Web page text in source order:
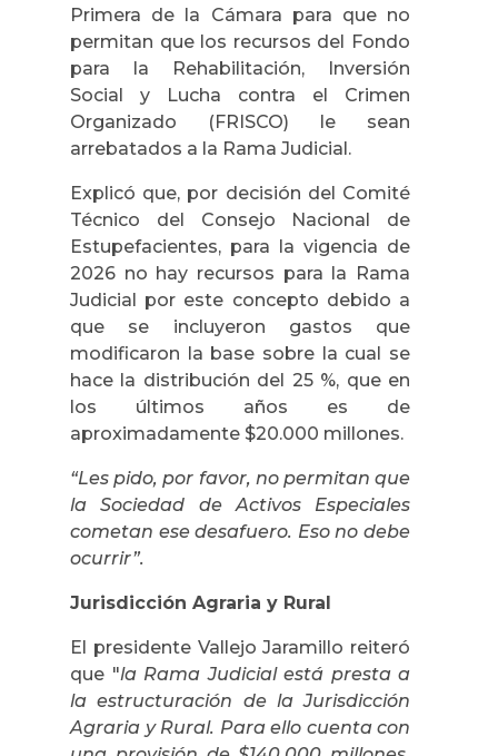
Primera de la Cámara para que no
permitan que los recursos del Fondo
para la Rehabilitación, Inversión
Social y Lucha contra el Crimen
Organizado (FRISCO) le sean
arrebatados a la Rama Judicial.
Explicó que, por decisión del Comité
Técnico del Consejo Nacional de
Estupefacientes, para la vigencia de
2026 no hay recursos para la Rama
Judicial por este concepto debido a
que se incluyeron gastos que
modificaron la base sobre la cual se
hace la distribución del 25 %, que en
los últimos años es de
aproximadamente $20.000 millones.
“Les pido, por favor, no permitan que
la Sociedad de Activos Especiales
cometan ese desafuero. Eso no debe
ocurrir”.
Jurisdicción Agraria y Rural
El presidente Vallejo Jaramillo reiteró
que "la Rama Judicial está presta a
la estructuración de la Jurisdicción
Agraria y Rural. Para ello cuenta con